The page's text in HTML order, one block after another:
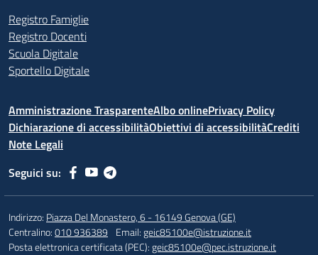
Registro Famiglie
Registro Docenti
Scuola Digitale
Sportello Digitale
Amministrazione TrasparenteAlbo onlinePrivacy Policy
Dichiarazione di accessibilitàObiettivi di accessibilitàCrediti
Note Legali
Seguici su:
Indirizzo: Piazza Del Monastero, 6 - 16149 Genova (GE)
Centralino:010 936389 Email:geic85100e@istruzione.it
Posta elettronica certificata (PEC):geic85100e@pec.istruzione.it